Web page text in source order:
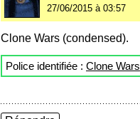
27/06/2015 à 03:57
Clone Wars (condensed).
Police identifiée : Clone Wars